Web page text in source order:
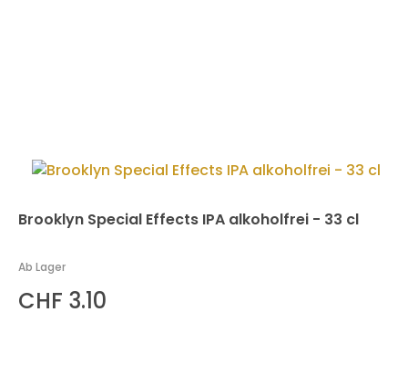
Brooklyn Special Effects IPA alkoholfrei - 33 cl
Ab Lager
CHF 3.10